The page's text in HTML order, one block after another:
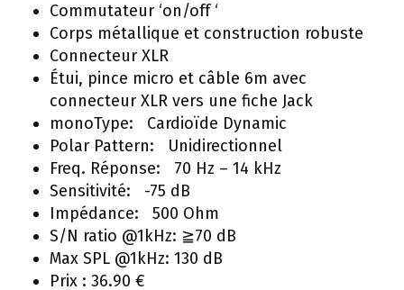
Commutateur ‘on/off ‘
Corps métallique et construction robuste
Connecteur XLR
Étui, pince micro et câble 6m avec
connecteur XLR vers une fiche Jack
monoType: Cardioïde Dynamic
Polar Pattern: Unidirectionnel
Freq. Réponse: 70 Hz – 14 kHz
Sensitivité: -75 dB
Impédance: 500 Ohm
S/N ratio @1kHz: ≧70 dB
Max SPL @1kHz: 130 dB
Prix : 36.90 €